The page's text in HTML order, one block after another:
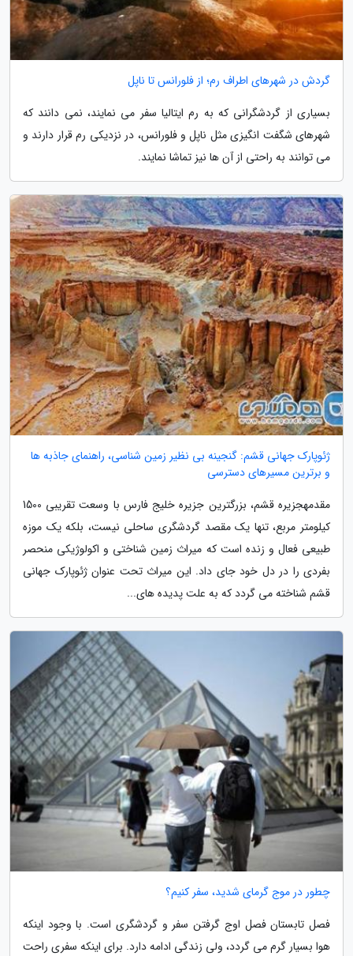
گردش در شهرهای اطراف رم؛ از فلورانس تا ناپل
بسیاری از گردشگرانی که به رم ایتالیا سفر می نمایند، نمی دانند که
شهرهای شگفت انگیزی مثل ناپل و فلورانس، در نزدیکی رم قرار دارند و
می توانند به راحتی از آن ها نیز تماشا نمایند.
ژئوپارک جهانی قشم: گنجینه بی نظیر زمین شناسی، راهنمای جاذبه ها
و برترین مسیرهای دسترسی
مقدمهجزیره قشم، بزرگترین جزیره خلیج فارس با وسعت تقریبی 1500
کیلومتر مربع، تنها یک مقصد گردشگری ساحلی نیست، بلکه یک موزه
طبیعی فعال و زنده است که میراث زمین شناختی و اکولوژیکی منحصر
بفردی را در دل خود جای داد. این میراث تحت عنوان ژئوپارک جهانی
قشم شناخته می گردد که به علت پدیده های...
چطور در موج گرمای شدید، سفر کنیم؟
فصل تابستان فصل اوج گرفتن سفر و گردشگری است. با وجود اینکه
هوا بسیار گرم می گردد، ولی زندگی ادامه دارد. برای اینکه سفری راحت